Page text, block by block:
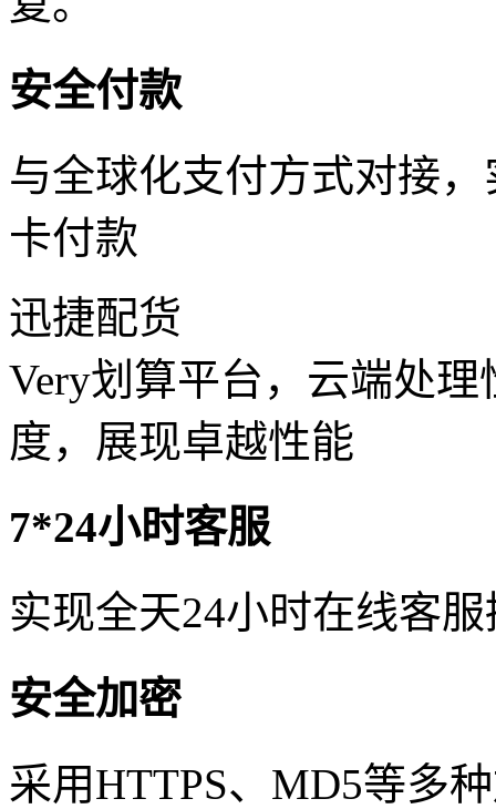
安全付款
与全球化支付方式对接
卡付款
迅捷配货
Very划算平台，云端处
度，展现卓越性能
7*24小时客服
实现全天24小时在线客
安全加密
采用HTTPS、MD5等多